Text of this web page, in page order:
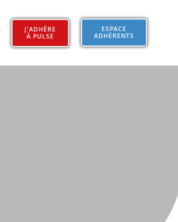
J'ADHÈRE
À PULSE
ESPACE
ADHÉRENTS